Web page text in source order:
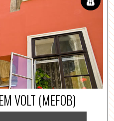
VOLT (MEFOB)